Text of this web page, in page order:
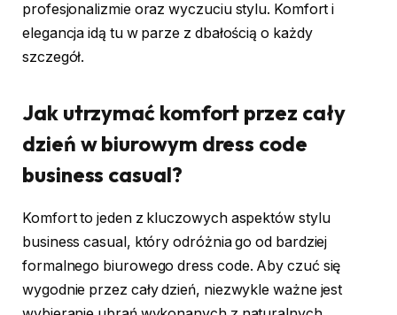
profesjonalizmie oraz wyczuciu stylu. Komfort i
elegancja idą tu w parze z dbałością o każdy
szczegół.
Jak utrzymać komfort przez cały
dzień w biurowym dress code
business casual?
Komfort to jeden z kluczowych aspektów stylu
business casual, który odróżnia go od bardziej
formalnego biurowego dress code. Aby czuć się
wygodnie przez cały dzień, niezwykle ważne jest